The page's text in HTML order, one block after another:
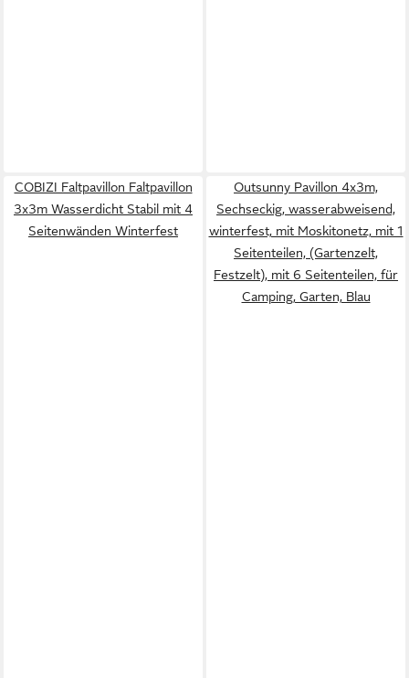
COBIZI Faltpavillon Faltpavillon
3x3m Wasserdicht Stabil mit 4
Seitenwänden Winterfest
Outsunny Pavillon 4x3m,
Sechseckig, wasserabweisend,
winterfest, mit Moskitonetz, mit 1
Seitenteilen, (Gartenzelt,
Festzelt), mit 6 Seitenteilen, für
Camping, Garten, Blau